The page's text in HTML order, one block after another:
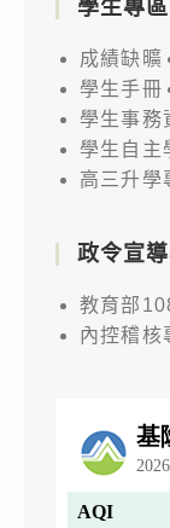
學生專區
成績缺曠
學生手冊
學生事務
學生自主
高三升學
政令宣
教育部
內控稽核